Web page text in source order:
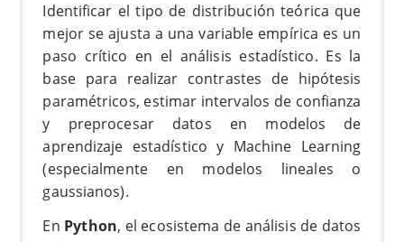
Identificar el tipo de distribución teórica que
mejor se ajusta a una variable empírica es un
paso crítico en el análisis estadístico. Es la
base para realizar contrastes de hipótesis
paramétricos, estimar intervalos de confianza
y preprocesar datos en modelos de
aprendizaje estadístico y Machine Learning
(especialmente en modelos lineales o
gaussianos).
En Python, el ecosistema de análisis de datos